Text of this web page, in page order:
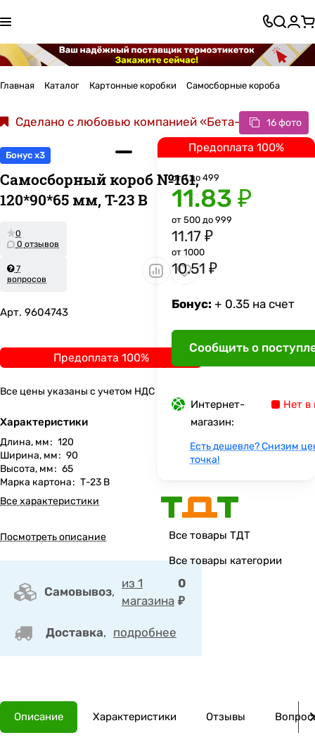
Главная Каталог Картонные коробки Самосборные короба
Сделано с любовью компанией «Бета-Пак»16 фото
Бонус x3
Самосборный короб №161,
120*90*65 мм, Т-23 В
0
0 отзывов
7
вопросов
Арт. 9604743
Предоплата 100%
Все цены указаны с учетом НДС
Характеристики
Длина, мм: 120
Ширина, мм: 90
Высота, мм: 65
Марка картона: Т-23 В
Все характеристики
Посмотреть описание
Самовывоз,
из 1
магазина
0
₽
Доставка, подробнее
Предоплата 100%
от 1 до 499
11.83 ₽
от 500 до 999
11.17 ₽
от 1000
10.51 ₽
Бонус: + 0.35 на счет
Сообщить о
Интернет-
магазин:
Нет в
Есть дешевле? Снизим
точка!
Все товары ТДТ
Все товары категории
Описание Характеристики Отзывы